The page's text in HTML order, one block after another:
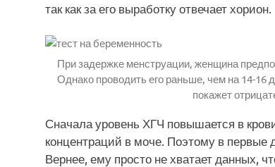
так как за его выработку отвечает хорион.
При задержке менструации, женщина
Однако проводить его раньше, чем на 14-16
покажет
Сначала уровень ХГЧ повышается в
концентраций в моче. Поэтому в первые
Вернее, ему просто не хватает данных,